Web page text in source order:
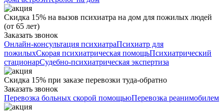
Скидка 15% на вызов психиатра на дом для пожилых людей
(от 65 лет)
Заказать звонок
Онлайн-консультация психиатраПсихиатр для
пожилыхСкорая психиатрическая помощьПсихиатрический
стационарСудебно-психиатрическая экспертиза
Скидка 15% при заказе перевозки туда-обратно
Заказать звонок
Перевозка больных скорой помощьюПеревозка реанимобилем